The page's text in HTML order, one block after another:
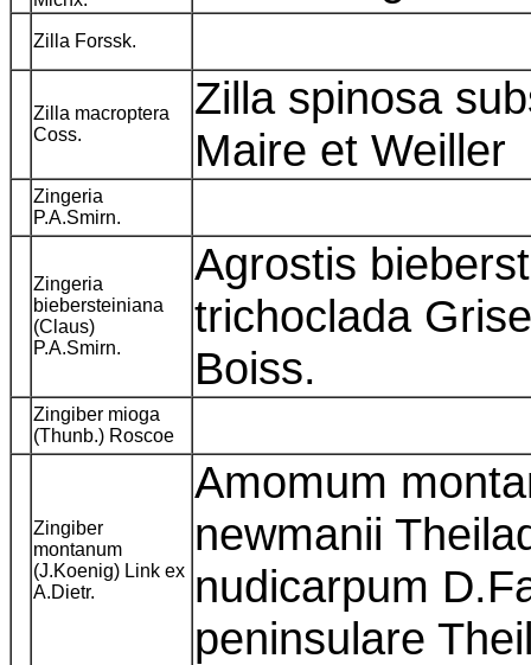
Zilla Forssk.
Zilla macroptera
Coss.
Zilla spinosa
Maire et Weiller
Zingeria
P.A.Smirn.
Zingeria
biebersteiniana
(Claus)
P.A.Smirn.
Agrostis
trichoclada
Boiss.
Zingiber mioga
(Thunb.) Roscoe
Zingiber
montanum
(J.Koenig) Link ex
A.Dietr.
Amomum
newmanii
nudicarpum
peninsulare